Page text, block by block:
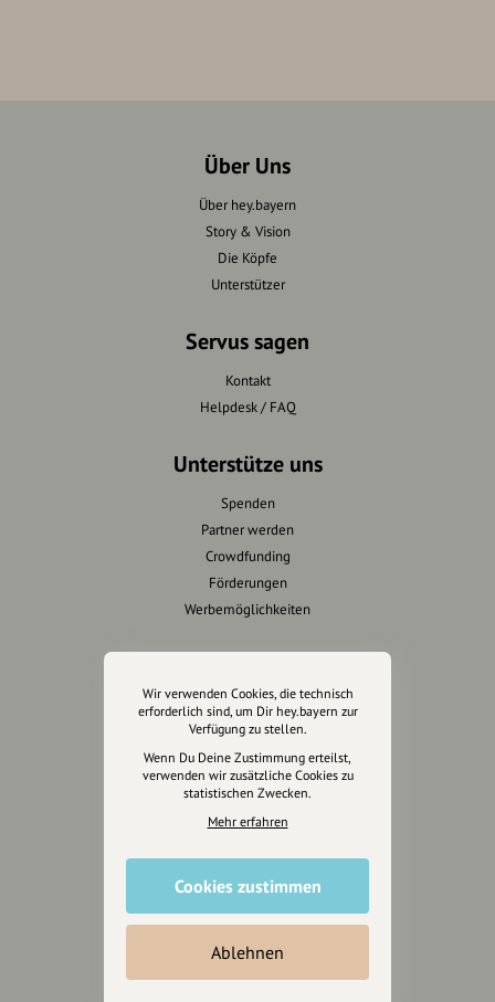
Über Uns
Über hey.bayern
Story & Vision
Die Köpfe
Unterstützer
Servus sagen
Kontakt
Helpdesk / FAQ
Unterstütze uns
Spenden
Partner werden
Crowdfunding
Förderungen
Werbemöglichkeiten
Impressum
Datenschutz
AGB
Cookies zurücksetzen
Mediakit
Wir verwenden Cookies, die technisch
erforderlich sind, um Dir hey.bayern zur
Verfügung zu stellen.
Wenn Du Deine Zustimmung erteilst,
verwenden wir zusätzliche Cookies zu
statistischen Zwecken.
Mehr erfahren
Cookies zustimmen
Ablehnen